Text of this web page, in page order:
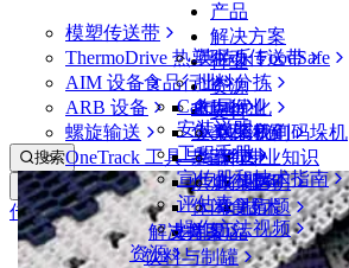
产品
模塑传送带
ThermoDrive 热塑驱动传送带
AIM 设备
ARB 设备
螺旋输送
OneTrack 工具与组件
解决方案
英特乐 FoodSafe
批料分拣
布局优化
从包装机到码垛机
专业知识
服务
技术
解决方案
行业
食品行业
禽肉行业
鱼类和海鲜
果蔬行业
烘焙行业
休闲食品
乳制品
饮料与制罐
资源
CalcLab
安装说明
工程手册
宣传册和技术指南
评估表
操作方法视频
资源
支持
联系我们
保证
政策声明
常见问题
支持
搜索
打开菜单
传送带查找器
传送带查找器